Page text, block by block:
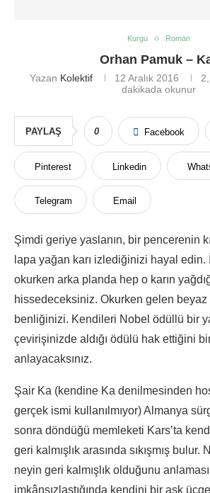
Kurgu Roman
Orhan Pamuk –
Yazan Kolektif 12 Aralık 2016
dakikada okunur
PAYLAŞ 0 Facebook
Pinterest Linkedin
Telegram Email
Şimdi geriye yaslanın, bir pencerenin
lapa yağan karı izlediğinizi hayal edin.
okurken arka planda hep o karın
hissedeceksiniz. Okurken gelen
benliğinizi. Kendileri Nobel ödüllü bir
çevirişinizde aldığı ödülü hak ettiğini
anlayacaksınız.
Şair Ka (kendine Ka denilmesinden
gerçek ismi kullanılmıyor) Almanya
sonra döndüğü memleketi Kars’ta
geri kalmışlık arasında sıkışmış
neyin geri kalmışlık olduğunu anlaması
imkânsızlaştığında kendini bir aşk